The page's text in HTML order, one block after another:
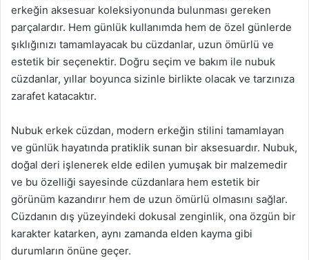
erkeğin aksesuar koleksiyonunda bulunması gereken
parçalardır. Hem günlük kullanımda hem de özel günlerde
şıklığınızı tamamlayacak bu cüzdanlar, uzun ömürlü ve
estetik bir seçenektir. Doğru seçim ve bakım ile nubuk
cüzdanlar, yıllar boyunca sizinle birlikte olacak ve tarzınıza
zarafet katacaktır.
Nubuk erkek cüzdan, modern erkeğin stilini tamamlayan
ve günlük hayatında pratiklik sunan bir aksesuardır. Nubuk,
doğal deri işlenerek elde edilen yumuşak bir malzemedir
ve bu özelliği sayesinde cüzdanlara hem estetik bir
görünüm kazandırır hem de uzun ömürlü olmasını sağlar.
Cüzdanın dış yüzeyindeki dokusal zenginlik, ona özgün bir
karakter katarken, aynı zamanda elden kayma gibi
durumların önüne geçer.